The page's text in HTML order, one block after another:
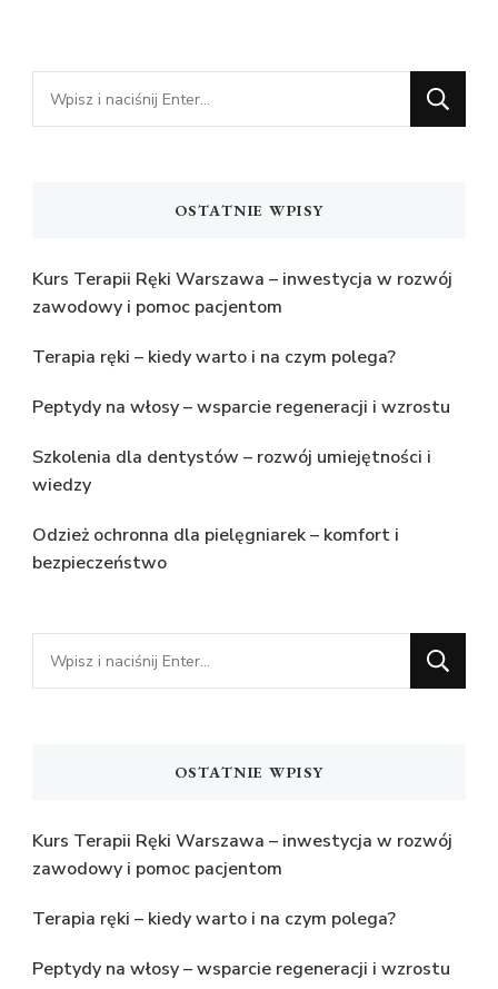
Szukasz
czegoś?
OSTATNIE WPISY
Kurs Terapii Ręki Warszawa – inwestycja w rozwój
zawodowy i pomoc pacjentom
Terapia ręki – kiedy warto i na czym polega?
Peptydy na włosy – wsparcie regeneracji i wzrostu
Szkolenia dla dentystów – rozwój umiejętności i
wiedzy
Odzież ochronna dla pielęgniarek – komfort i
bezpieczeństwo
Szukasz
czegoś?
OSTATNIE WPISY
Kurs Terapii Ręki Warszawa – inwestycja w rozwój
zawodowy i pomoc pacjentom
Terapia ręki – kiedy warto i na czym polega?
Peptydy na włosy – wsparcie regeneracji i wzrostu